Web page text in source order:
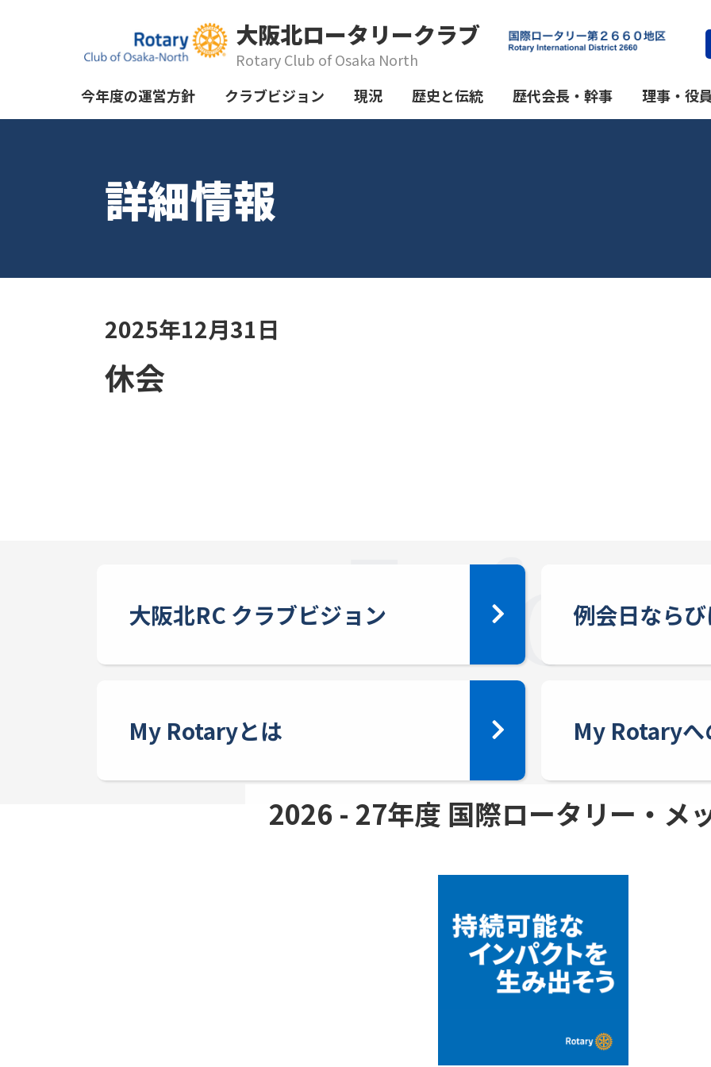
大阪北ロータリークラブ
Rotary Club of Osaka North
今年度の運営方針
クラブビジョン 現況 歴史と伝統 歴代会長・幹事 理事・役
詳細情報
2025年12月31日
休会
大阪北RC クラブビジョン 例会日なら
My Rotaryとは My Rotaryへ
2026 - 27年度 国際ロータリー・メ